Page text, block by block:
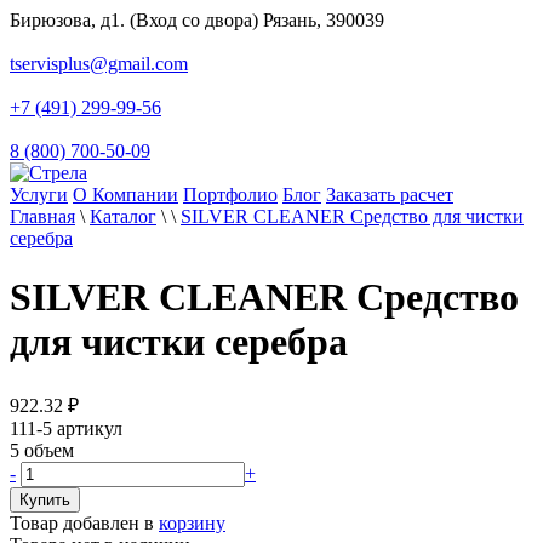
Бирюзова, д1. (Вход со двора) Рязань, 390039
tservisplus@gmail.com
+7 (491) 299-99-56
8 (800) 700-50-09
Услуги О Компании Портфолио Блог Заказать расчет
Главная \ Каталог \ \ SILVER CLEANER Средство для чистки
серебра
SILVER CLEANER Средство
для чистки серебра
922.32 ₽
111-5 артикул
5 объем
-
+
Товар добавлен в корзину